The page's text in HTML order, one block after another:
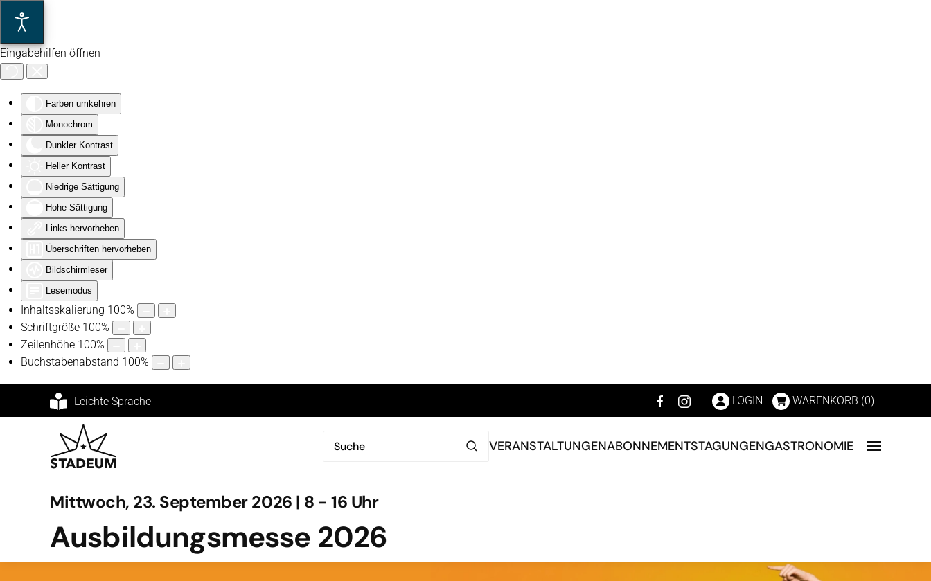
Eingabehilfen öffnen
Farben umkehren
Monochrom
Dunkler Kontrast
Heller Kontrast
Niedrige Sättigung
Hohe Sättigung
Links hervorheben
Überschriften hervorheben
Bildschirmleser
Lesemodus
Inhaltsskalierung 100%
Schriftgröße 100%
Zeilenhöhe 100%
Buchstabenabstand 100%
Leichte Sprache LOGIN WARENKORB (0)
VERANSTALTUNGENABONNEMENTSTAGUNGENGASTRONOMIE
Mittwoch, 23. September 2026 | 8 - 16 Uhr
Ausbildungsmesse 2026